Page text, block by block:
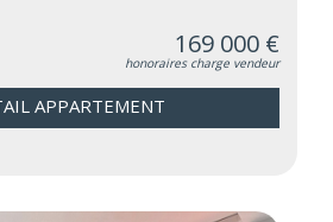
169 000 €
honoraires charge vendeur
APPARTEMENT